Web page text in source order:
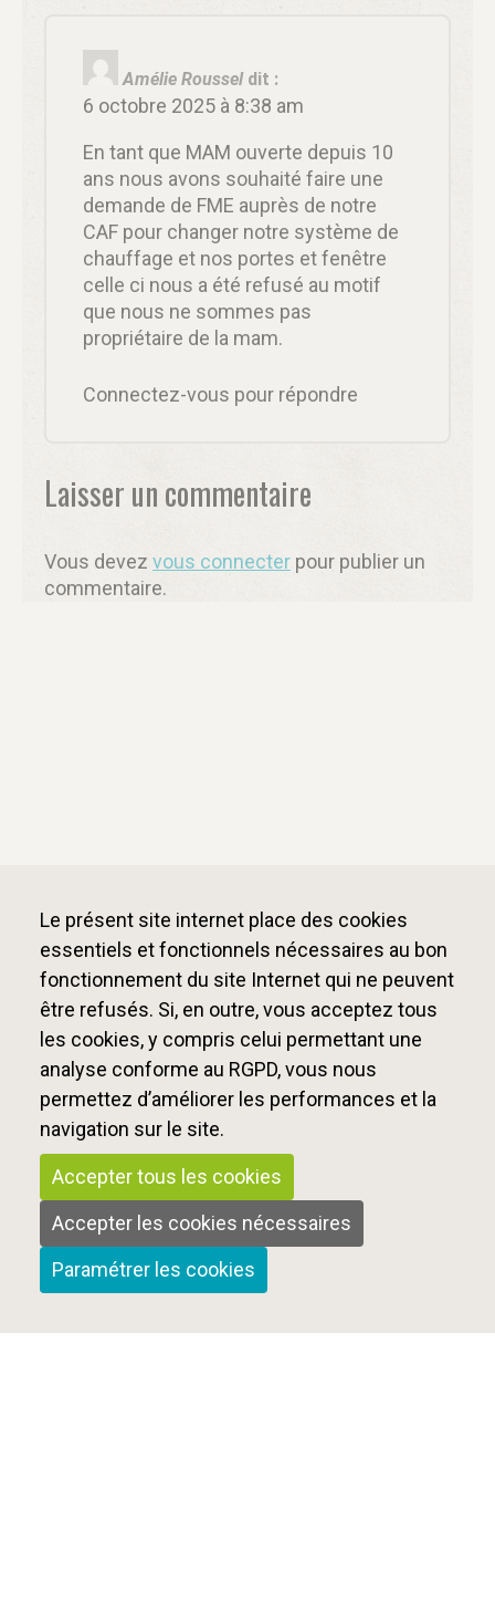
Le présent site internet place des cookies
essentiels et fonctionnels nécessaires au bon
fonctionnement du site Internet qui ne peuvent
être refusés. Si, en outre, vous acceptez tous
les cookies, y compris celui permettant une
analyse conforme au RGPD, vous nous
permettez d’améliorer les performances et la
navigation sur le site.
Accepter tous les cookies
Accepter les cookies nécessaires
Paramétrer les cookies
Amélie Roussel dit :
6 octobre 2025 à 8:38 am
En tant que MAM ouverte depuis 10
ans nous avons souhaité faire une
demande de FME auprès de notre
CAF pour changer notre système de
chauffage et nos portes et fenêtre
celle ci nous a été refusé au motif
que nous ne sommes pas
propriétaire de la mam.
Connectez-vous pour répondre
Laisser un commentaire
Vous devez vous connecter pour publier un
commentaire.